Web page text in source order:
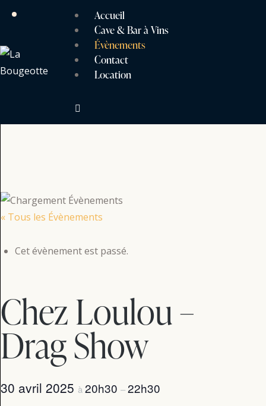
Accueil
Cave & Bar à Vins
Évènements
Contact
Location
« Tous les Évènements
Cet évènement est passé.
Chez Loulou –
Drag Show
30 avril 2025 à 20h30 –22h30